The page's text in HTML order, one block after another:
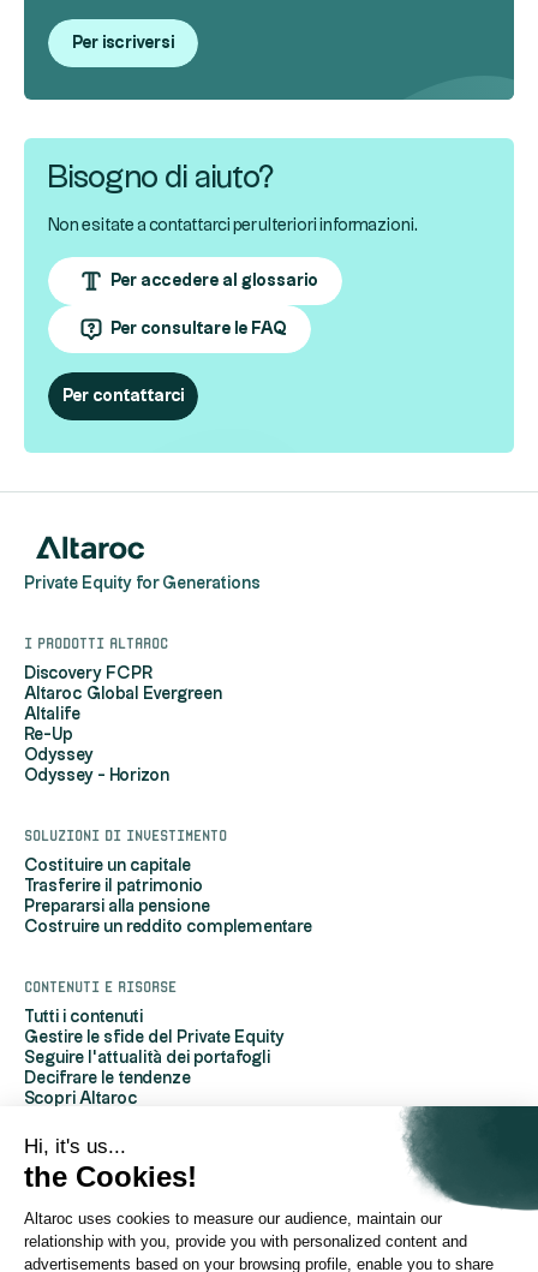
Hi, it's us...
the Cookies!
Altaroc uses cookies to measure our audience, maintain our
relationship with you, provide you with personalized content and
advertisements based on your browsing profile, enable you to share
Per iscriversi
Bisogno di aiuto?
Non esitate a contattarci per ulteriori informazioni.
Per accedere al glossario
Per consultare le FAQ
Per contattarci
Private Equity for Generations
I prodotti Altaroc
Discovery FCPR
Altaroc Global Evergreen
Altalife
Re-Up
Odyssey
Odyssey - Horizon
Soluzioni di investimento
Costituire un capitale
Trasferire il patrimonio
Prepararsi alla pensione
Costruire un reddito complementare
Contenuti e risorse
Tutti i contenuti
Gestire le sfide del Private Equity
Seguire l'attualità dei portafogli
Decifrare le tendenze
Scopri Altaroc
Domande frequenti
Glossario
A proposito di Altaroc
Chi siamo
Per contattarci